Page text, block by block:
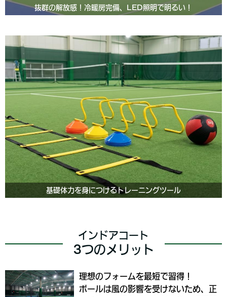
抜群の解放感！冷暖房完備、LED照明で明るい！
基礎体力を身につけるトレーニングツール
インドアコート
3つのメリット
理想のフォームを最短で習得！
ボールは風の影響を受けないため、正